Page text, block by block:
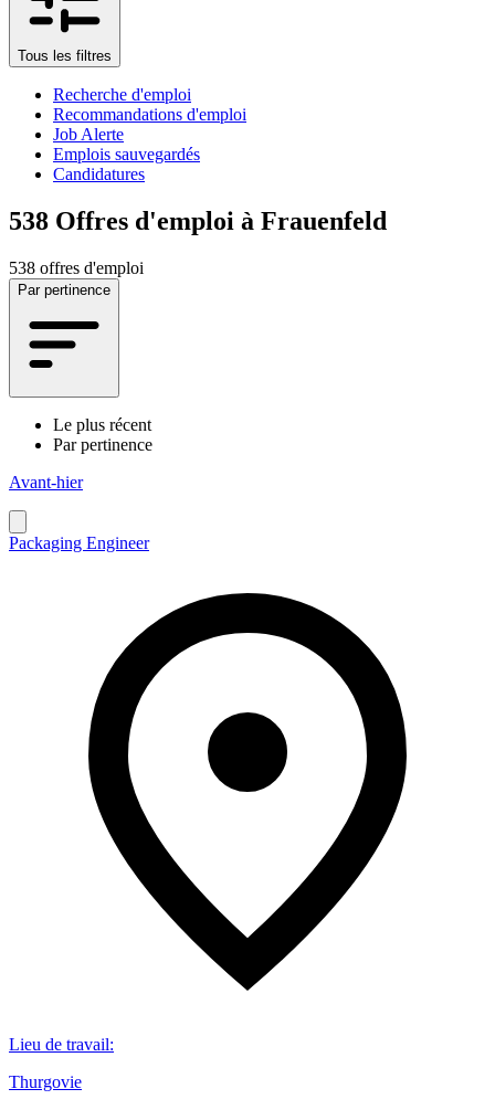
Tous les filtres
Recherche d'emploi
Recommandations d'emploi
Job Alerte
Emplois sauvegardés
Candidatures
538 Offres d'emploi à Frauenfeld
538 offres d'emploi
Par pertinence
Le plus récent
Par pertinence
Avant-hier
Packaging Engineer
Lieu de travail:
Thurgovie